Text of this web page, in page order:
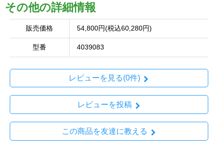
その他の詳細情報
販売価格 54,800円(税込60,280円)
型番 4039083
レビューを見る(0件)
レビューを投稿
この商品を友達に教える